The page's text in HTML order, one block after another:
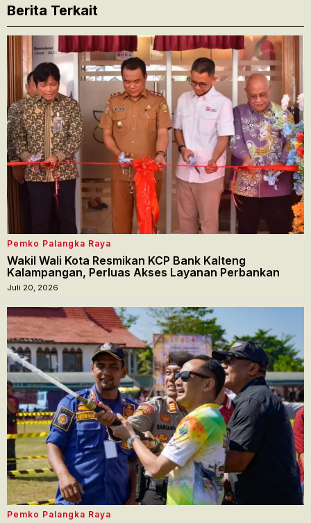
Berita Terkait
Pemko Palangka Raya
Wakil Wali Kota Resmikan KCP Bank Kalteng
Kalampangan, Perluas Akses Layanan Perbankan
Juli 20, 2026
Pemko Palangka Raya